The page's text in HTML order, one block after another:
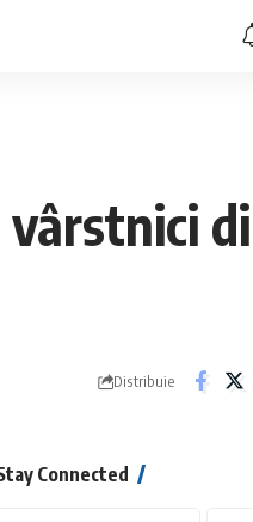
Distribuie
Connected